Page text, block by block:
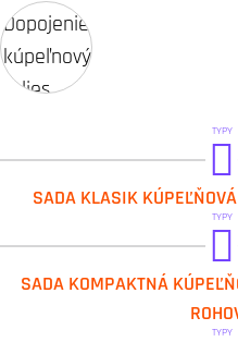
TYPY
IVAR.DV
SADA KLASIK
TYPY
IVAR.KIT
SADA KOMPAKTNÁ
TYPY